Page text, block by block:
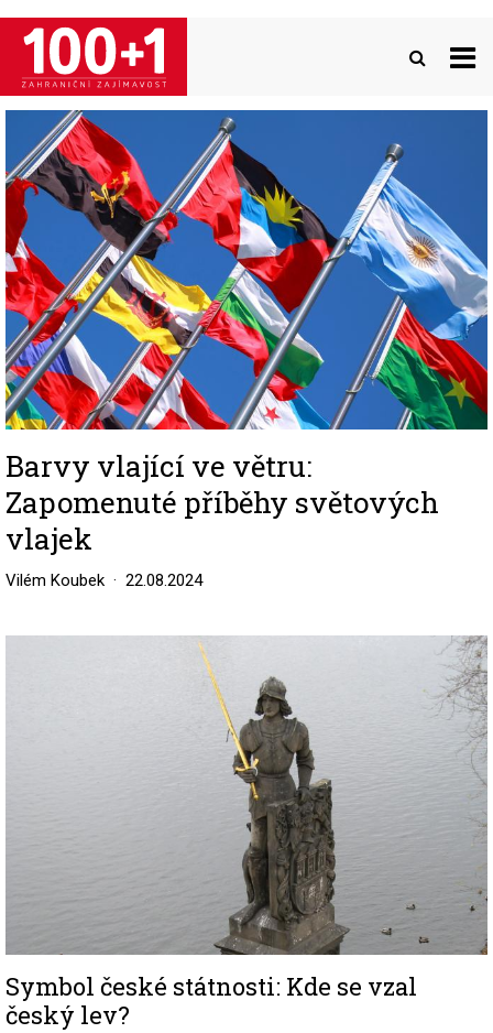
Přejít
hlavnímu
obsahu
Image
Barvy vlající ve větru:
Zapomenuté příběhy světových
vlajek
Vilém Koubek 22.08.2024
Symbol české státnosti: Kde se vzal
český lev?